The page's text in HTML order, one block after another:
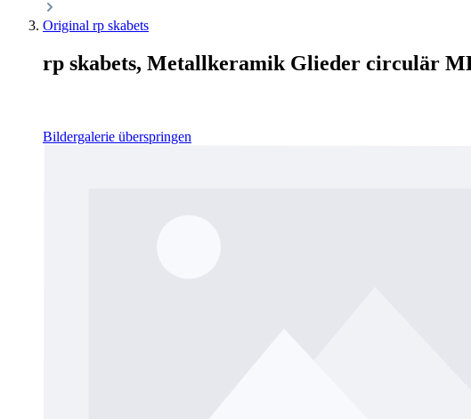
Original rp skabets
rp skabets, Metallkeramik Glieder circulär
Bildergalerie überspringen